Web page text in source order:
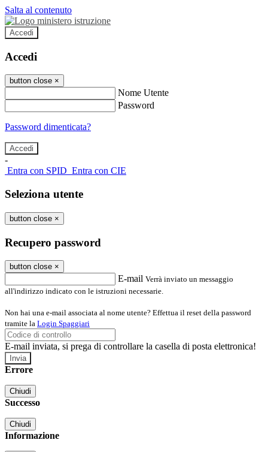
Salta al contenuto
Accedi
Accedi
button close ×
Nome Utente
Password
Password dimenticata?
-
Entra con SPID Entra con CIE
Seleziona utente
button close ×
Recupero password
button close ×
E-mail Verrà inviato un messaggio
all'indirizzo indicato con le istruzioni necessarie.
Non hai una e-mail associata al nome utente? Effettua il reset della password
tramite la Login Spaggiari
E-mail inviata, si prega di controllare la casella di posta elettronica!
Errore
Chiudi
Successo
Chiudi
Informazione